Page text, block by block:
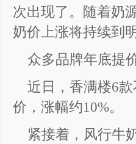
次出现了。随着奶
奶价上涨将持续到
众多品牌年底提
近日，香满楼6
价，涨幅约10%。
紧接着，风行牛